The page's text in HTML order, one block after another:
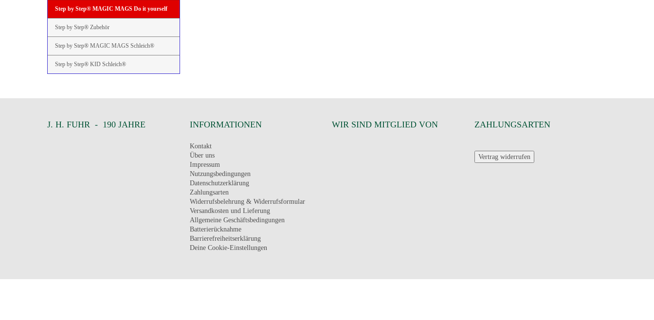
Step by Step® MAGIC MAGS Do it yourself
Step by Step® Zubehör
Step by Step® MAGIC MAGS Schleich®
Step by Step® KID Schleich®
J. H. FUHR - 190 JAHRE INFORMATIONEN
Kontakt
Über uns
Impressum
Nutzungsbedingungen
Datenschutzerklärung
Zahlungsarten
Widerrufsbelehrung & Widerrufsformular
Versandkosten und Lieferung
Allgemeine Geschäftsbedingungen
Batterierücknahme
Barrierefreiheitserklärung
Deine Cookie-Einstellungen
WIR SIND MITGLIED VON ZAHLUNGSARTEN
Vertrag widerrufen